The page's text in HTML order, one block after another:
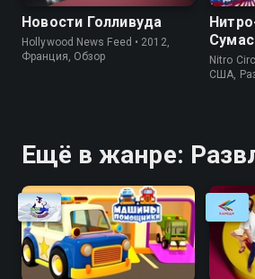
Новости Голливуда
Hollywood News Feed • 2012,
Франция, Обзор
Nitro
США,
Ещё в жанре: